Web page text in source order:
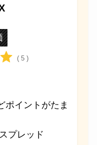
( 5 )
ポイントがたま
プレッド